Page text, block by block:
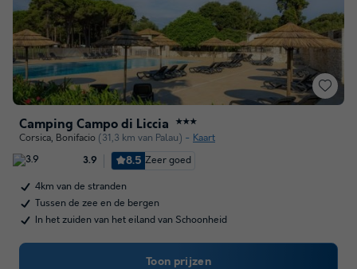
Camping Campo di Liccia ★★★
Corsica, Bonifacio (31,3 km van Palau) Kaart
3.9 8.5 Zeer goed
4km van de stranden
Tussen de zee en de bergen
In het zuiden van het eiland van Schoonheid
Toon prijzen